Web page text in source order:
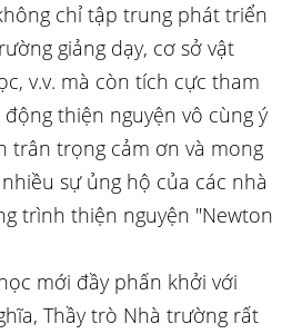
chỉ tập trung phát triển
giảng dạy, cơ sở vật
v.v. mà còn tích cực tham
thiện nguyện vô cùng ý
trân trọng cảm ơn và mong
sự ủng hộ của các nhà
trình thiện nguyện "Newton
mới đầy phấn khởi với
Thầy trò Nhà trường rất